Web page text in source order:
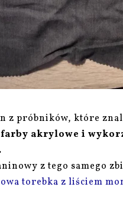
z próbników, które
farby akrylowe i
z tego samego
torebka z liściem